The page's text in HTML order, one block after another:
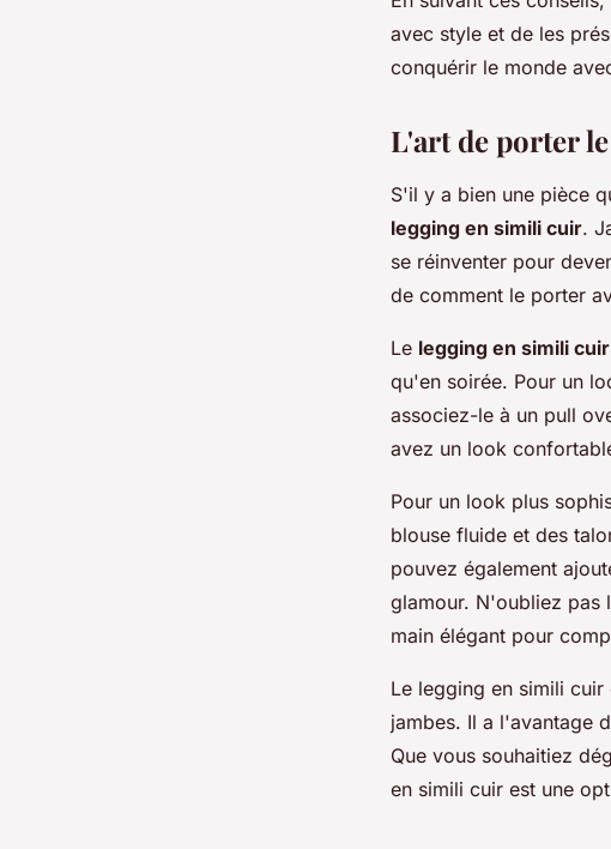
avec style et de les
conquérir le monde
L'art de porter
S'il y a bien une pièce
legging en simili cuir.
se réinventer pour
de comment le porter
Le legging en simili cuir
qu'en soirée. Pour un
associez-le à un pull
avez un look
Pour un look plus
blouse fluide et des
pouvez également
glamour. N'oubliez pas
main élégant pour
Le legging en simili
jambes. Il a l'avantage
Que vous souhaitiez
en simili cuir est une